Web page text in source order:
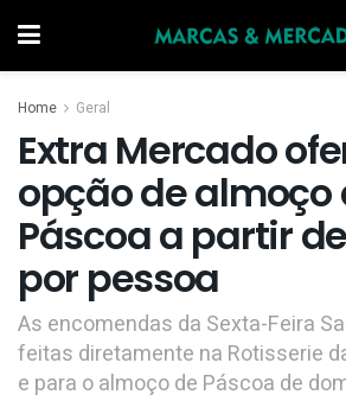
Home Geral
Extra Mercado
opção de almoço
Páscoa a partir
por pessoa
As encomendas da Sexta-Feira
feitas diretamente na Rotisserie
e para o almoço de Páscoa de